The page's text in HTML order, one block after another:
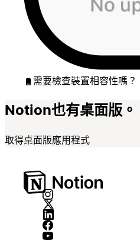
需要檢查裝置相容性嗎？
Notion也有桌面版。
取得桌面版應用程式